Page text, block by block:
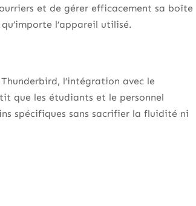
et de gérer efficacement sa boîte
l’appareil utilisé.
l’intégration avec le
que les étudiants et le personnel
spécifiques sans sacrifier la fluidité ni